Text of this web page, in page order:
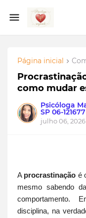
Página inicial
como mudar
Psicóloga
SP 06-121677
julho 06, 2026
A procrastinação é
mesmo sabendo
comportamento.
disciplina, na